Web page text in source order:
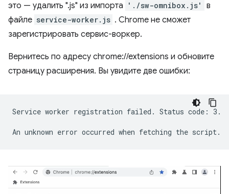
это — удалить ".js" из импорта
'./sw-omnibox.js'
в
файле service-worker.js . Chrome не сможет
зарегистрировать сервис-воркер.
Вернитесь по адресу chrome://extensions и обновите
страницу расширения. Вы увидите две ошибки:
Service worker registration failed. Status code: 3.